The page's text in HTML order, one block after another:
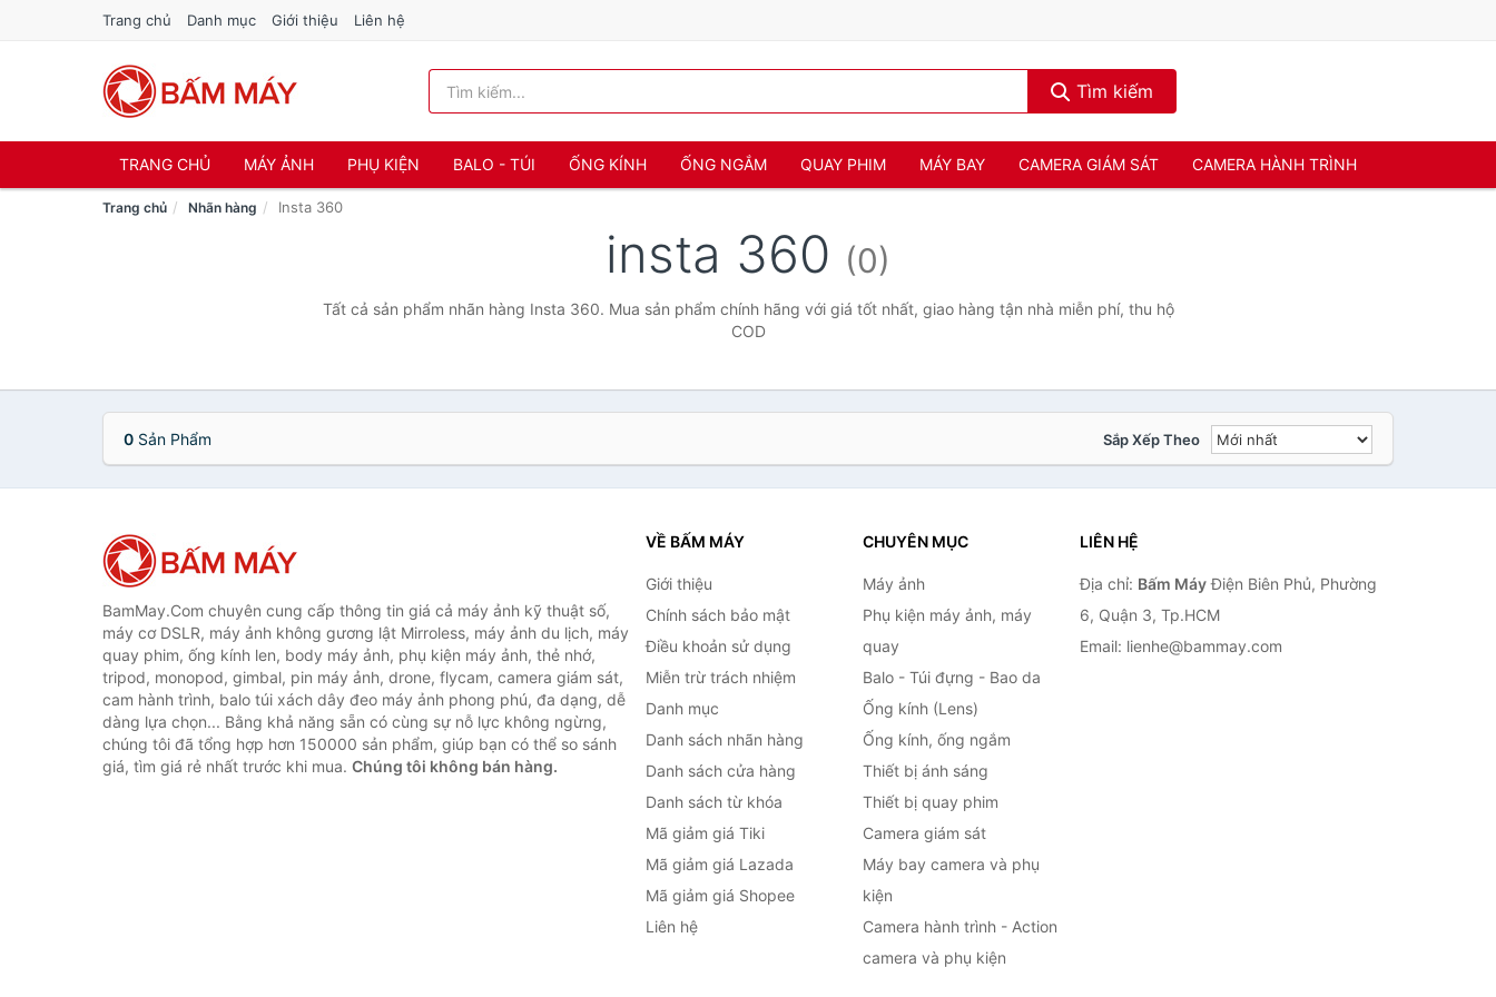
Trang chủ Danh mục Giới thiệu Liên hệ
Tìm kiếm
TRANG CHỦ MÁY ẢNH PHỤ KIỆN BALO - TÚI ỐNG KÍNH ỐNG NGẮM QUAY PHIM MÁY BAY CAMERA GIÁM SÁT CAMERA HÀNH TRÌNH
Trang chủ Nhãn hàng Insta 360
insta 360 (0)
Tất cả sản phẩm nhãn hàng Insta 360. Mua sản phẩm chính hãng với giá tốt nhất, giao hàng tận nhà miễn phí, thu hộ
COD
0 Sản Phẩm Sắp Xếp Theo
BamMay.Com chuyên cung cấp thông tin giá cả máy ảnh kỹ thuật số,
máy cơ DSLR, máy ảnh không gương lật Mirroless, máy ảnh du lịch, máy
quay phim, ống kính len, body máy ảnh, phụ kiện máy ảnh, thẻ nhớ,
tripod, monopod, gimbal, pin máy ảnh, drone, flycam, camera giám sát,
cam hành trình, balo túi xách dây đeo máy ảnh phong phú, đa dạng, dễ
dàng lựa chọn... Bằng khả năng sẵn có cùng sự nỗ lực không ngừng,
chúng tôi đã tổng hợp hơn 150000 sản phẩm, giúp bạn có thể so sánh
giá, tìm giá rẻ nhất trước khi mua. Chúng tôi không bán hàng.
VỀ BẤM MÁY
Giới thiệu
Chính sách bảo mật
Điều khoản sử dụng
Miễn trừ trách nhiệm
Danh mục
Danh sách nhãn hàng
Danh sách cửa hàng
Danh sách từ khóa
Mã giảm giá Tiki
Mã giảm giá Lazada
Mã giảm giá Shopee
Liên hệ
CHUYÊN MỤC
Máy ảnh
Phụ kiện máy ảnh, máy
quay
Balo - Túi đựng - Bao da
Ống kính (Lens)
Ống kính, ống ngắm
Thiết bị ánh sáng
Thiết bị quay phim
Camera giám sát
Máy bay camera và phụ
kiện
Camera hành trình - Action
camera và phụ kiện
LIÊN HỆ
Địa chỉ: Bấm MáyĐiện Biên Phủ, Phường
6, Quận 3, Tp.HCM
Email: lienhe@bammay.com